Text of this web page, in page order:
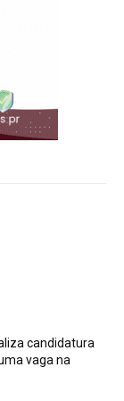
candidatura
vaga na